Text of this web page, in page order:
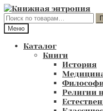
Перейти
к
навигации
Перейти
к
содержимому
Искать:
Меню
Каталог
Книги
История
Религии